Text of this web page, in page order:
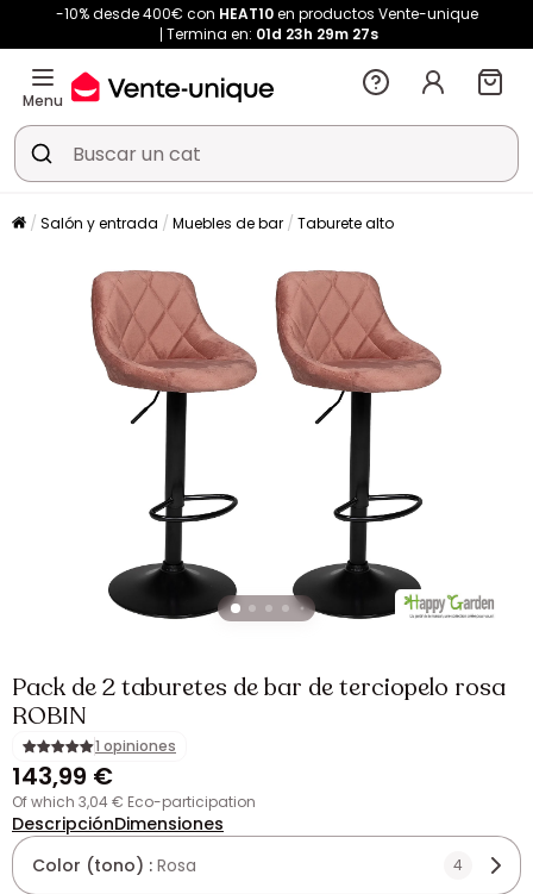
-10% desde 400€ con HEAT10en productos Vente-unique
Termina en: 01d 23h 29m 27s
Menu
Salón y entrada Muebles de bar Taburete alto
Pack de 2 taburetes de bar de terciopelo rosa
ROBIN
1 opiniones
143,99 €
of which 3,04 € Eco-participation
DescripciónDimensiones
Color (tono) : Rosa 4